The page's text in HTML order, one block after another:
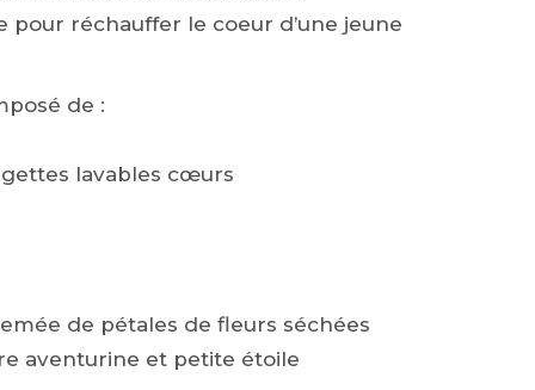
réchauffer le coeur d’une jeune
de :
lavables cœurs
de pétales de fleurs séchées
aventurine et petite étoile